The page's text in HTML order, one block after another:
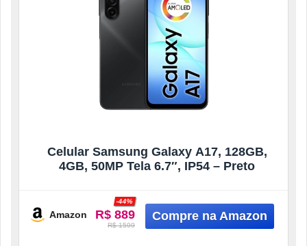
Celular Samsung Galaxy A17, 128GB,
4GB, 50MP Tela 6.7″, IP54 – Preto
Amazon R$ 889
-44%
R$ 1599